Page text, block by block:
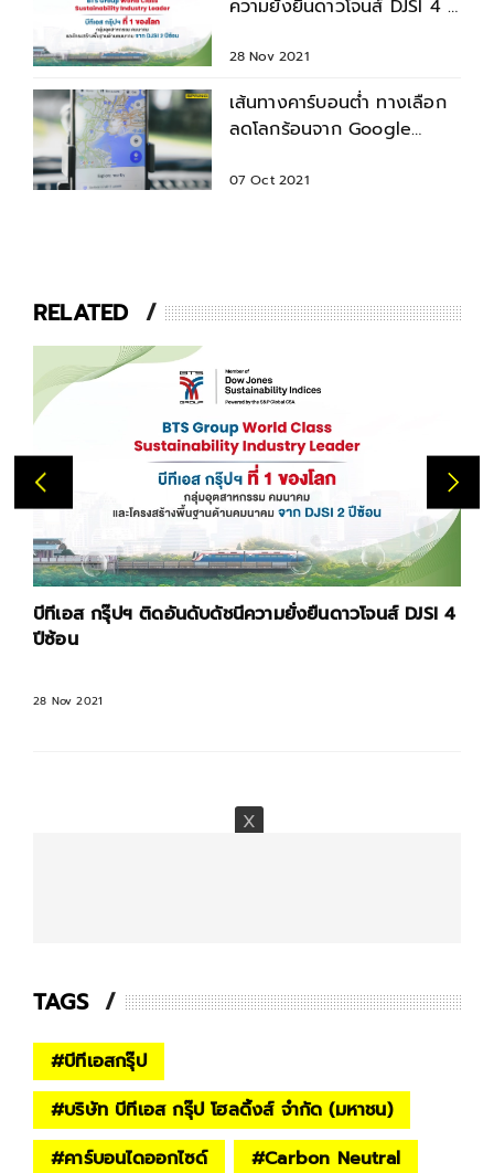
ความยั่งยืนดาวโจนส์ DJSI 4 ปี
28 Nov 2021
เส้นทางคาร์บอนต่ำ ทางเลือก
ลดโลกร้อนจาก Google
07 Oct 2021
RELATED
บีทีเอส กรุ๊ปฯ ติดอันดับดัชนีความยั่งยืนดาวโจนส์ DJSI 4
ปีซ้อน
28 Nov 2021
TAGS
#บีทีเอสกรุ๊ป
#บริษัท บีทีเอส กรุ๊ป โฮลดิ้งส์ จำกัด (มหาชน)
#คาร์บอนไดออกไซด์ #Carbon Neutral